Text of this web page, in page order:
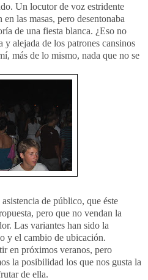
Un locutor de voz estridente
las masas, pero desentonaba
de una fiesta blanca. ¿Eso no
y alejada de los patrones cansinos
más de lo mismo, nada que no se
de público, que éste
pero que no vendan la
Las variantes han sido la
y el cambio de ubicación.
en próximos veranos, pero
la posibilidad los que nos gusta la
de ella.